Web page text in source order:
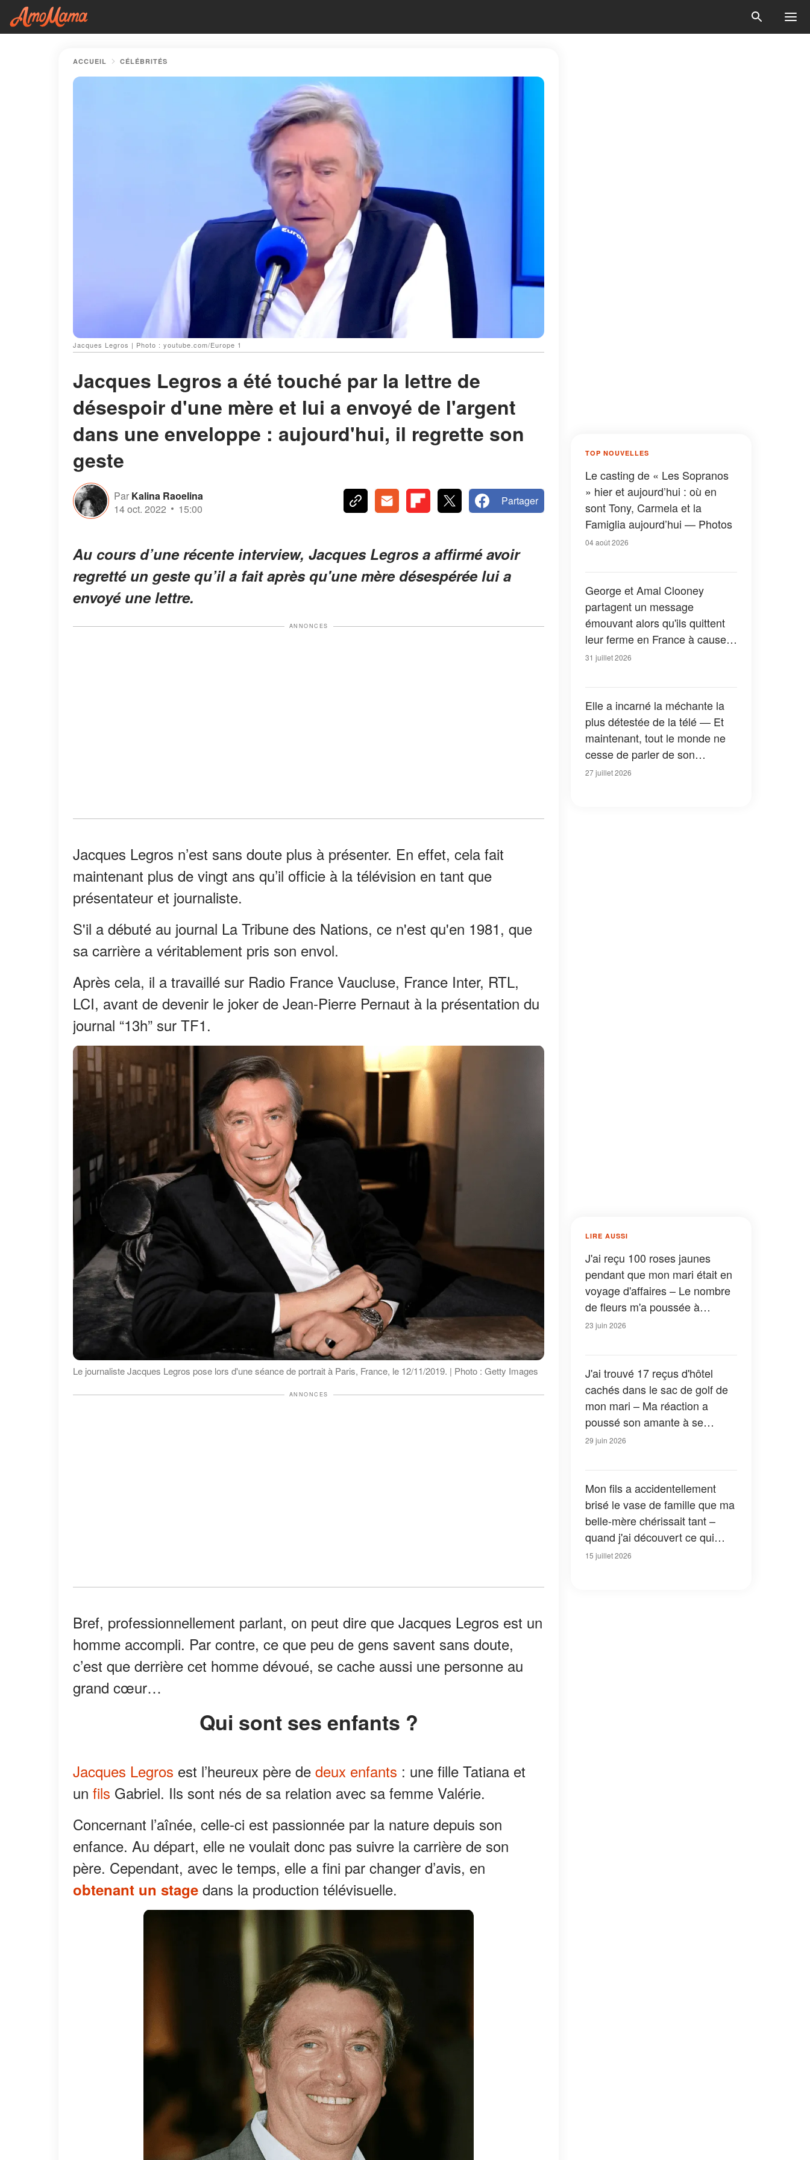
ACCUEIL CÉLÉBRITÉS
Jacques Legros | Photo : youtube.com/Europe 1
Jacques Legros a été touché par la lettre de
désespoir d'une mère et lui a envoyé de l'argent
dans une enveloppe : aujourd'hui, il regrette son
geste
Par Kalina Raoelina
14 oct. 2022
15:00
Partager
Au cours d’une récente interview, Jacques Legros a affirmé avoir
regretté un geste qu’il a fait après qu'une mère désespérée lui a
envoyé une lettre.
ANNONCES
Jacques Legros n’est sans doute plus à présenter. En effet, cela fait
maintenant plus de vingt ans qu’il officie à la télévision en tant que
présentateur et journaliste.
S'il a débuté au journal La Tribune des Nations, ce n'est qu'en 1981, que
sa carrière a véritablement pris son envol.
Après cela, il a travaillé sur Radio France Vaucluse, France Inter, RTL,
LCI, avant de devenir le joker de Jean-Pierre Pernaut à la présentation du
journal “13h” sur TF1.
Le journaliste Jacques Legros pose lors d'une séance de portrait à Paris, France, le 12/11/2019. | Photo : Getty Images
ANNONCES
Bref, professionnellement parlant, on peut dire que Jacques Legros est un
homme accompli. Par contre, ce que peu de gens savent sans doute,
c’est que derrière cet homme dévoué, se cache aussi une personne au
grand cœur…
Qui sont ses enfants ?
Jacques Legros est l’heureux père de deux enfants : une fille Tatiana et
un fils Gabriel. Ils sont nés de sa relation avec sa femme Valérie.
Concernant l’aînée, celle-ci est passionnée par la nature depuis son
enfance. Au départ, elle ne voulait donc pas suivre la carrière de son
père. Cependant, avec le temps, elle a fini par changer d’avis, en
obtenant un stage dans la production télévisuelle.
TOP NOUVELLES
Le casting de « Les Sopranos
» hier et aujourd’hui : où en
sont Tony, Carmela et la
Famiglia aujourd’hui — Photos
04 août 2026
George et Amal Clooney
partagent un message
émouvant alors qu'ils quittent
leur ferme en France à cause
des feux de forêt — Tous les
31 juillet 2026
Elle a incarné la méchante la
plus détestée de la télé — Et
maintenant, tout le monde ne
cesse de parler de son
apparition dans la nouvelle
27 juillet 2026
LIRE AUSSI
J'ai reçu 100 roses jaunes
pendant que mon mari était en
voyage d'affaires – Le nombre
de fleurs m'a poussée à
appeler la police
23 juin 2026
J'ai trouvé 17 reçus d'hôtel
cachés dans le sac de golf de
mon mari – Ma réaction a
poussé son amante à se
présenter en larmes devant ma
29 juin 2026
Mon fils a accidentellement
brisé le vase de famille que ma
belle-mère chérissait tant –
quand j'ai découvert ce qui
était caché à l'intérieur, je suis
15 juillet 2026